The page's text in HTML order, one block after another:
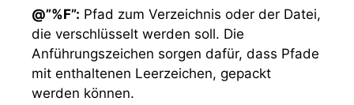
@”%F”: Pfad zum Verzeichnis oder der Datei,
die verschlüsselt werden soll. Die
Anführungszeichen sorgen dafür, dass Pfade
mit enthaltenen Leerzeichen, gepackt
werden können.